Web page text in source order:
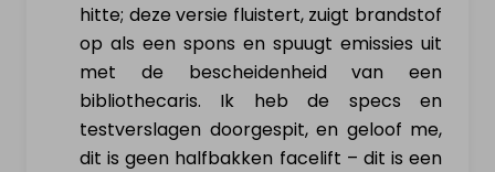
Hoe werkt het?
Nieuws & actualiteit
Diensten
hitte; deze versie fluistert, zuigt brandstof
op als een spons en spuugt emissies uit
met de bescheidenheid van een
bibliothecaris. Ik heb de specs en
testverslagen doorgespit, en geloof me,
dit is geen halfbakken facelift – dit is een